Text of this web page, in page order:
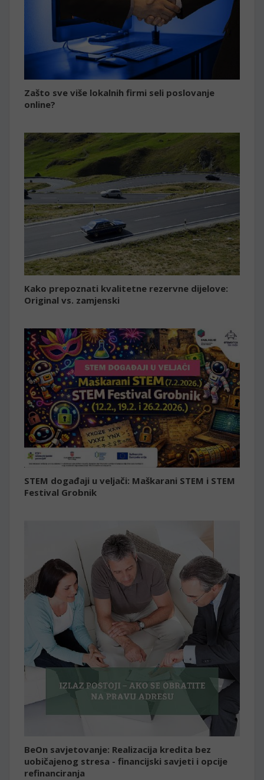
Zašto sve više lokalnih firmi seli poslovanje
online?
Kako prepoznati kvalitetne rezervne dijelove:
Original vs. zamjenski
STEM događaji u veljači: Maškarani STEM i STEM
Festival Grobnik
BeOn savjetovanje: Realizacija kredita bez
uobičajenog stresa - financijski savjeti i opcije
refinanciranja